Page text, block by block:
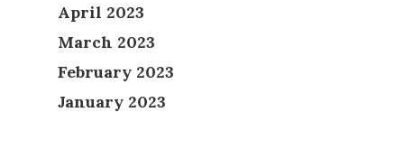
April 2023
March 2023
February 2023
January 2023